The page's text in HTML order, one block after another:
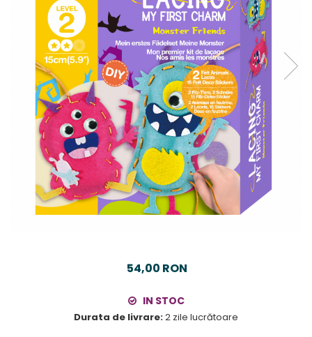
54,00 RON
IN STOC
Durata de livrare:2 zile lucrătoare